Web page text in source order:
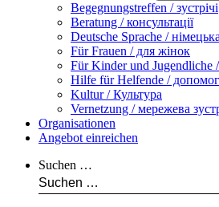
Begegnungstreffen / зустрічі
Beratung / консультації
Deutsche Sprache /
Für Frauen / для жінок
Für Kinder und Jugendliche
Hilfe für Helfende /
Kultur / Культура
Vernetzung / мережева
Organisationen
Angebot einreichen
Suchen …